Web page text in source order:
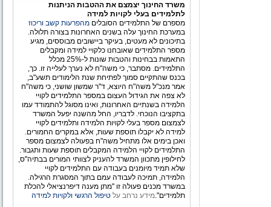
משרד החינוך יצמצם את ההטבות הניתנות
לתלמידים בעלי לקויות למידה
מספרם של התלמידים הסובלים מהפרעות קשב וריכוז
במערכת החינוך עלה בשנים האחרונות בצורה תלולה.
בתיכונים לא מעטים, בעיקר ביישובים מבוססים, מגיע
מספר התלמידים שאובחנו כלקויי למידה ומקבלים
התאמות בבחינות והטבות שונות ל-25% מכלל
התלמידים. מסתבר, כי משה"ח לא נערך לעלייה זו. כך,
בכנס שהתקיים סמוך לפתיחת שנת הלימודים תשע"ב,
אמר מנכ"ל משה"ח היוצא, ד"ר שמשון שושני, כי משה"ח
לא צפה את הגידול העצום במספר התלמידים לקויי
הלמידה בשנתיים האחרונות, ואינו מסוגל להתמודד עמו
בתקציבו הנוכחי. לדבריו, החל מהשנה יפעל המשרד
לצמצום מספר בעלי לקויות הלמידה ותלמידים לקויי
למידה לא יקבלו תוספת שעות, אלא במקרים החמורים.
ואכן בימים אלו מתחיל משה"ח בפעולה לצמצום מספר
התלמידים לקויי הלמידה המקבלים תוספת שעות ותגבור.
לחילופין מתכוון המשרד להעניק לצוותי המורים בבתיה"ס,
שלא תמיד מיומנים בעבודה עם התלמידים לקויי
הלמידה, תמיכה לעבודה עמם בתוך המסגרת הרגילה.
במשרד מכנים פעולה זו "מתן מענה דיפרנציאלי להכלת
תלמידים".מידע נרחב על טיפול הרגשי ולקויות למידה